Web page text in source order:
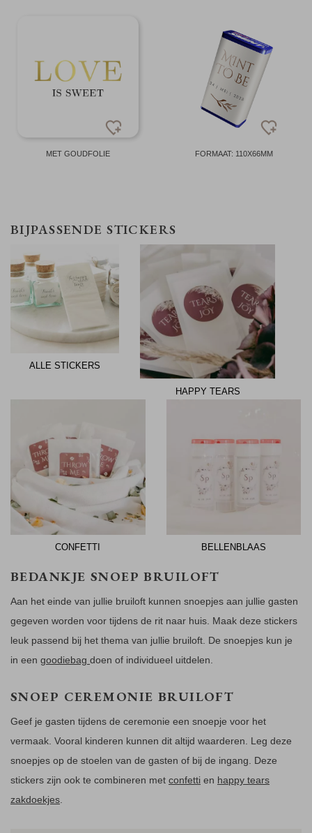
MET GOUDFOLIE FORMAAT: 110X66MM
BIJPASSENDE STICKERS
ALLE STICKERS
HAPPY TEARS
CONFETTI BELLENBLAAS
BEDANKJE SNOEP BRUILOFT
Aan het einde van jullie bruiloft kunnen snoepjes aan jullie gasten
gegeven worden voor tijdens de rit naar huis. Maak deze stickers
leuk passend bij het thema van jullie bruiloft. De snoepjes kun je
in een goodiebag doen of individueel uitdelen.
SNOEP CEREMONIE BRUILOFT
Geef je gasten tijdens de ceremonie een snoepje voor het
vermaak. Vooral kinderen kunnen dit altijd waarderen. Leg deze
snoepjes op de stoelen van de gasten of bij de ingang. Deze
stickers zijn ook te combineren met confetti en happy tears
zakdoekjes